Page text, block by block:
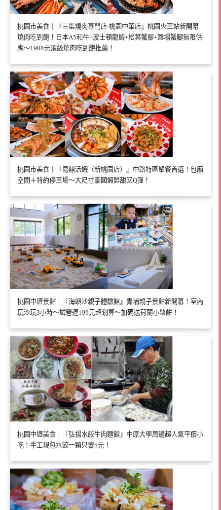
桃園市美食｜『三柒燒肉專門店-桃園中華店』桃園火車站新開幕
燒肉吃到飽！日本A5和牛+波士頓龍蝦+松葉蟹腳+鱈場蟹腳無限供
應～1988元頂級燒肉吃到飽推薦！
桃園市美食｜『易鼎活蝦（新桃園店）』中路特區聚餐首選！包廂
空間＋特約停車場～大尺寸泰國蝦鮮甜又Q彈！
桃園中壢景點｜『海嶼沙親子體驗館』青埔親子景點新開幕！室內
玩沙玩3小時～試營運199元超划算～加碼送荷蘭小鬆餅！
桃園中壢美食｜『弘揚水餃牛肉麵館』中原大學周邊超人氣平價小
吃！手工現包水餃一顆只要5元！